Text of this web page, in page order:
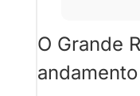
O Grande
andamento